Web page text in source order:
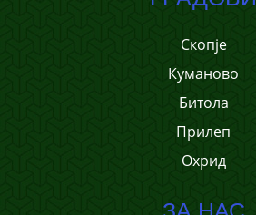
Скопје
Куманово
Битола
Прилеп
Охрид